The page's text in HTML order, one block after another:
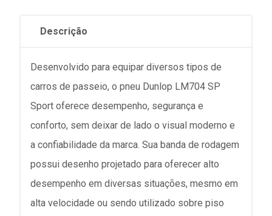
Descrição
Desenvolvido para equipar diversos tipos de
carros de passeio, o pneu Dunlop LM704 SP
Sport oferece desempenho, segurança e
conforto, sem deixar de lado o visual moderno e
a confiabilidade da marca. Sua banda de rodagem
possui desenho projetado para oferecer alto
desempenho em diversas situações, mesmo em
alta velocidade ou sendo utilizado sobre piso